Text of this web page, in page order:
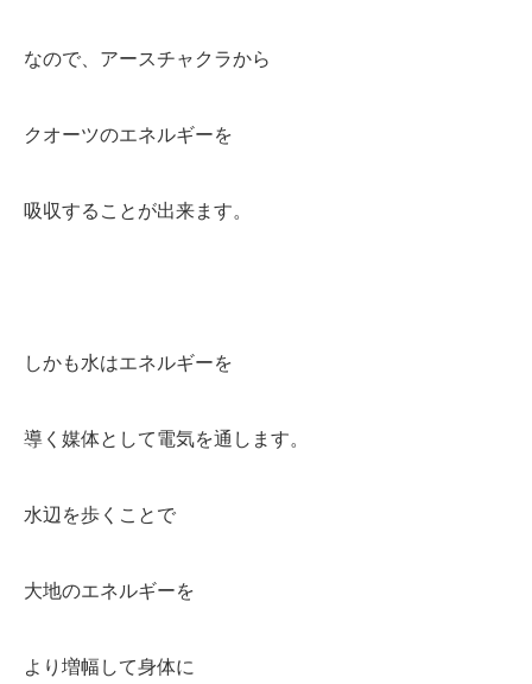
なので、アースチャクラから
クオーツのエネルギーを
吸収することが出来ます。
しかも水はエネルギーを
導く媒体として電気を通します。
水辺を歩くことで
大地のエネルギーを
より増幅して身体に